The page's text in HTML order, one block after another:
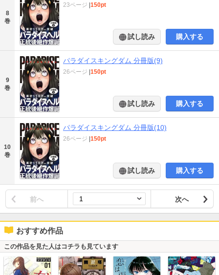
8
巻
23ページ |150pt
試し読み 購入する
9
巻
パラダイスキングダム 分冊版(9)
26ページ |150pt
試し読み 購入する
10
巻
パラダイスキングダム 分冊版(10)
26ページ |150pt
試し読み 購入する
前へ 次へ
おすすめ作品
この作品を見た人はコチラも見ています